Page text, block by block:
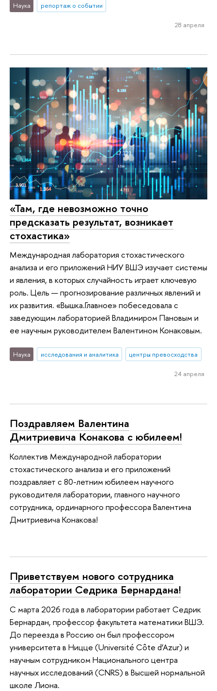
Наука репортаж о событии
28 апреля
«Там, где невозможно точно
предсказать результат, возникает
стохастика»
Международная лаборатория стохастического
анализа и его приложений НИУ ВШЭ изучает системы
и явления, в которых случайность играет ключевую
роль. Цель — прогнозирование различных явлений и
их развития. «Вышка.Главное» побеседовала с
заведующим лабораторией Владимиром Пановым и
ее научным руководителем Валентином Конаковым.
Наука исследования и аналитика центры превосходства
24 апреля
Поздравляем Валентина
Дмитриевича Конакова с юбилеем!
Коллектив Международной лаборатории
стохастического анализа и его приложений
поздравляет с 80-летним юбилеем научного
руководителя лаборатории, главного научного
сотрудника, ординарного профессора Валентина
Дмитриевича Конакова!
Приветствуем нового сотрудника
лаборатории Седрика Бернардана!
С марта 2026 года в лаборатории работает Седрик
Бернардан, профессор факультета математики ВШЭ.
До переезда в Россию он был профессором
университета в Ницце (Université Côte d’Azur) и
научным сотрудником Национального центра
научных исследований (CNRS) в Высшей нормальной
школе Лиона.